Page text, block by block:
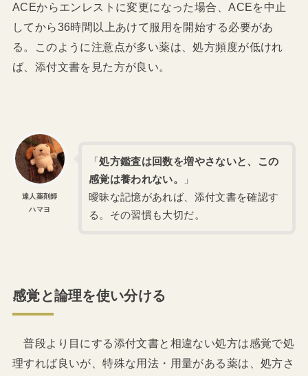
ACEからエンレストに変更になった場合、ACEを中止
してから36時間以上あけて服用を開始する必要があ
る。このように注意点が多い薬は、処方頻度が低けれ
ば、添付文書を見た方が良い。
達人薬剤師
ハマヨ
「処方鑑査は回数を増やさないと、この
感覚は養われない。
」
曖昧な記憶があれば、添付文書を確認す
る。その習慣も大切だ。
感覚と論理を使い分ける
普段より目にする添付文書と相違ない処方は感覚で処
理すれば良いが、特殊な用法・用量がある薬は、処方さ